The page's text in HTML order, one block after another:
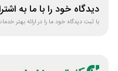
دیدگاه خود را با ما به
با ثبت دیدگاه خود ما را در ارائه بهتر